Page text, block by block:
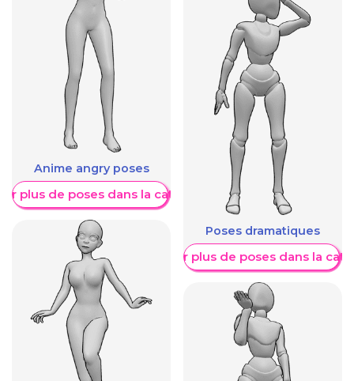
Anime angry poses
plus de poses dans la catégorie
Poses dramatiques
Afficher plus de poses dans la